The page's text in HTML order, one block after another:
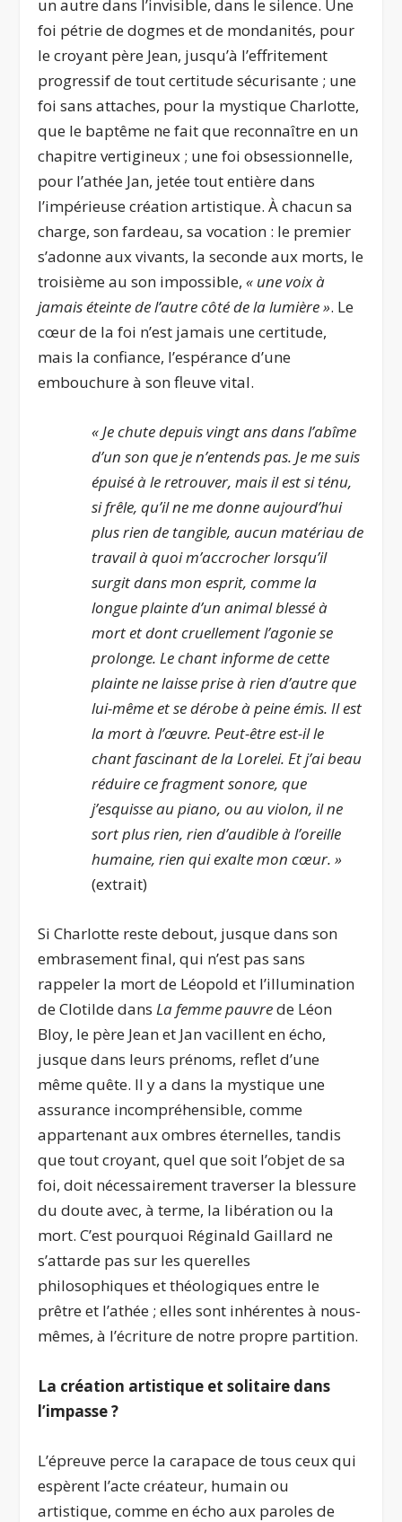
un autre dans l’invisible, dans le silence. Une
foi pétrie de dogmes et de mondanités, pour
le croyant père Jean, jusqu’à l’effritement
progressif de tout certitude sécurisante ; une
foi sans attaches, pour la mystique Charlotte,
que le baptême ne fait que reconnaître en un
chapitre vertigineux ; une foi obsessionnelle,
pour l’athée Jan, jetée tout entière dans
l’impérieuse création artistique. À chacun sa
charge, son fardeau, sa vocation : le premier
s’adonne aux vivants, la seconde aux morts, le
troisième au son impossible,« une voix à
jamais éteinte de l’autre côté de la lumière ». Le
cœur de la foi n’est jamais une certitude,
mais la confiance, l’espérance d’une
embouchure à son fleuve vital.
« Je chute depuis vingt ans dans l’abîme
d’un son que je n’entends pas. Je me suis
épuisé à le retrouver, mais il est si ténu,
si frêle, qu’il ne me donne aujourd’hui
plus rien de tangible, aucun matériau de
travail à quoi m’accrocher lorsqu’il
surgit dans mon esprit, comme la
longue plainte d’un animal blessé à
mort et dont cruellement l’agonie se
prolonge. Le chant informe de cette
plainte ne laisse prise à rien d’autre que
lui-même et se dérobe à peine émis. Il est
la mort à l’œuvre. Peut-être est-il le
chant fascinant de la Lorelei. Et j’ai beau
réduire ce fragment sonore, que
j’esquisse au piano, ou au violon, il ne
sort plus rien, rien d’audible à l’oreille
humaine, rien qui exalte mon cœur. »
(extrait)
Si Charlotte reste debout, jusque dans son
embrasement final, qui n’est pas sans
rappeler la mort de Léopold et l’illumination
de Clotilde dansLa femme pauvrede Léon
Bloy, le père Jean et Jan vacillent en écho,
jusque dans leurs prénoms, reflet d’une
même quête. Il y a dans la mystique une
assurance incompréhensible, comme
appartenant aux ombres éternelles, tandis
que tout croyant, quel que soit l’objet de sa
foi, doit nécessairement traverser la blessure
du doute avec, à terme, la libération ou la
mort. C’est pourquoi Réginald Gaillard ne
s’attarde pas sur les querelles
philosophiques et théologiques entre le
prêtre et l’athée ; elles sont inhérentes à nous-
mêmes, à l’écriture de notre propre partition.
La création artistique et solitaire dans
l’impasse ?
L’épreuve perce la carapace de tous ceux qui
espèrent l’acte créateur, humain ou
artistique, comme en écho aux paroles de